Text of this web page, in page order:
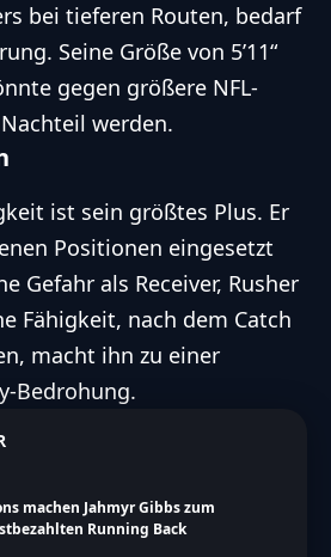
bei tieferen Routen, bedarf
Seine Größe von 5’11“
gegen größere NFL-
werden.
ist sein größtes Plus. Er
Positionen eingesetzt
Gefahr als Receiver, Rusher
Fähigkeit, nach dem Catch
macht ihn zu einer
Bedrohung.
machen Jahmyr Gibbs zum
Running Back